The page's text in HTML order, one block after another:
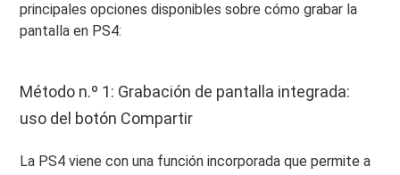
principales opciones disponibles sobre cómo grabar la
pantalla en PS4:
Método n.º 1: Grabación de pantalla integrada:
uso del botón Compartir
La PS4 viene con una función incorporada que permite a